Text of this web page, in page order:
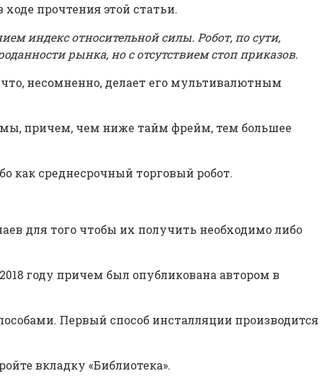
прочтения этой статьи.
индекс относительной силы. Робот, по сути,
рынка, но с отсутствием стоп приказов.
несомненно, делает его мультивалютным
причем, чем ниже тайм фрейм, тем большее
как среднесрочный торговый робот.
для того чтобы их получить необходимо либо
году причем был опубликована автором в
Первый способ инсталляции производится
вкладку «Библиотека».